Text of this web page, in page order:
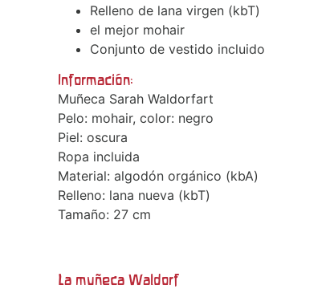
Relleno de lana virgen (kbT)
el mejor mohair
Conjunto de vestido incluido
Información:
Muñeca Sarah Waldorfart
Pelo: mohair, color: negro
Piel: oscura
Ropa incluida
Material: algodón orgánico (kbA)
Relleno: lana nueva (kbT)
Tamaño: 27 cm
La muñeca Waldorf